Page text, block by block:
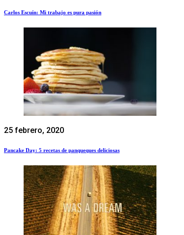
Carlos Escuín: Mi trabajo es pura pasión
25 febrero, 2020
Pancake Day: 5 recetas de panqueques deliciosas